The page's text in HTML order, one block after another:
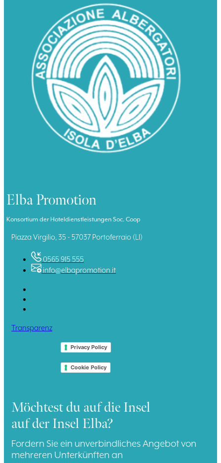
Elba Promotion
Konsortium der Hoteldienstleistungen Soc. Coop
Piazza Virgilio, 35 - 57037 Portoferraio (LI)
0565 915 555
info@elbapromotion.it
Transparenz
Privacy Policy
Cookie Policy
Möchtest du auf die Insel
auf der Insel Elba?
Fordern Sie ein unverbindliches Angebot von
mehreren Unterkünften an